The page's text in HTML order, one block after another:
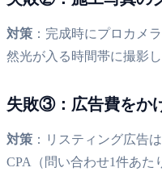
対策 ：完成時にプロカメ
然光が入る時間帯に撮影
失敗③：広告費をか
対策 ：リスティング広告
CPA（問い合わせ1件あた